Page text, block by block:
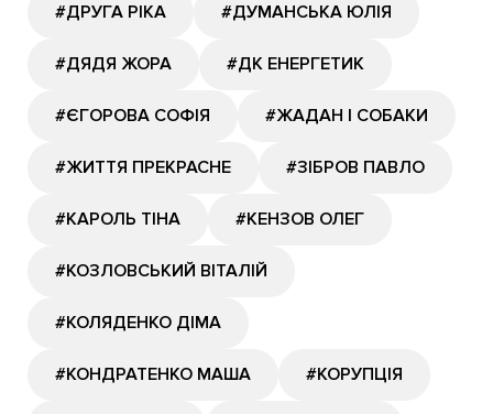
#ДРУГА РІКА #ДУМАНСЬКА ЮЛІЯ
#ДЯДЯ ЖОРА #ДК ЕНЕРГЕТИК
#ЄГОРОВА СОФІЯ #ЖАДАН І СОБАКИ
#ЖИТТЯ ПРЕКРАСНЕ #ЗІБРОВ ПАВЛО
#КАРОЛЬ ТІНА #КЕНЗОВ ОЛЕГ
#КОЗЛОВСЬКИЙ ВІТАЛІЙ
#КОЛЯДЕНКО ДІМА
#КОНДРАТЕНКО МАША #КОРУПЦІЯ